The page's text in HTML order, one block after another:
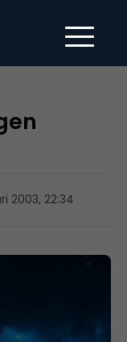
2003, 22:34